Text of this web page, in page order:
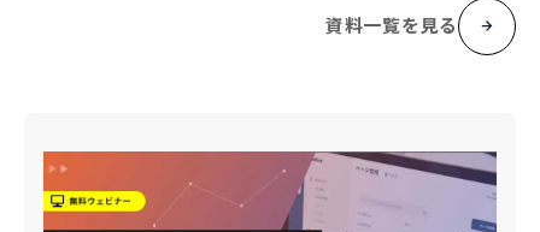
資料一覧を見る